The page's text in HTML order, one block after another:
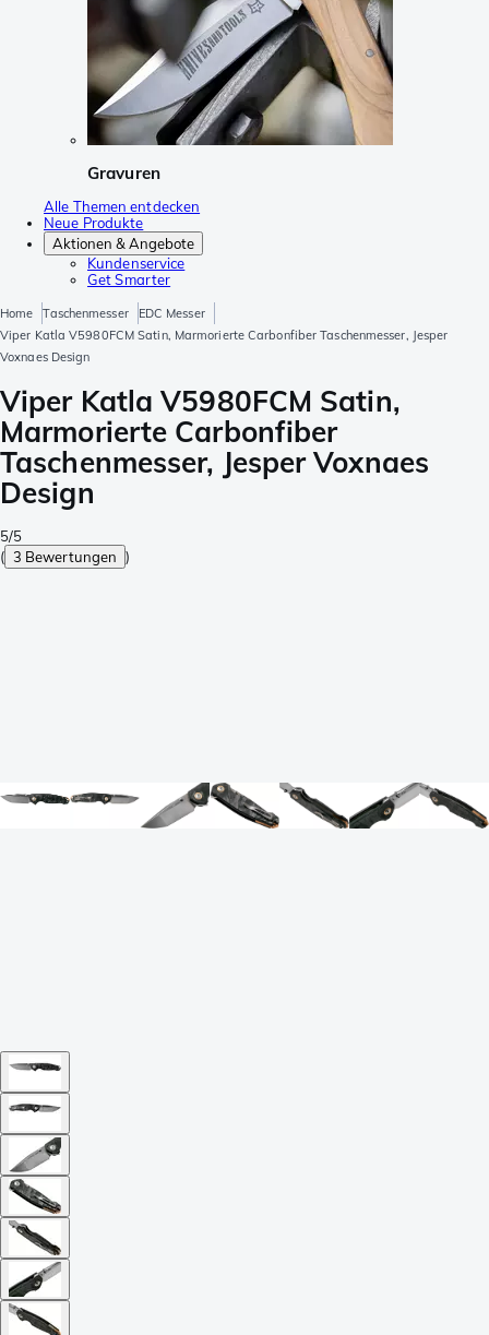
Gravuren
Alle Themen entdecken
Neue Produkte
Aktionen & Angebote
Kundenservice
Get Smarter
Home Taschenmesser
EDC Messer
Viper Katla V5980FCM Satin, Marmorierte Carbonfiber Taschenmesser, Jesper
Voxnaes Design
Viper Katla V5980FCM Satin,
Marmorierte Carbonfiber
Taschenmesser, Jesper Voxnaes
Design
5/5
( 3 Bewertungen )